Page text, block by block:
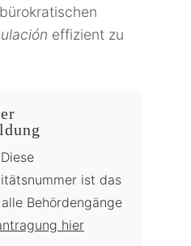
effizient zu
Diese
ist das
Behördengänge
hier